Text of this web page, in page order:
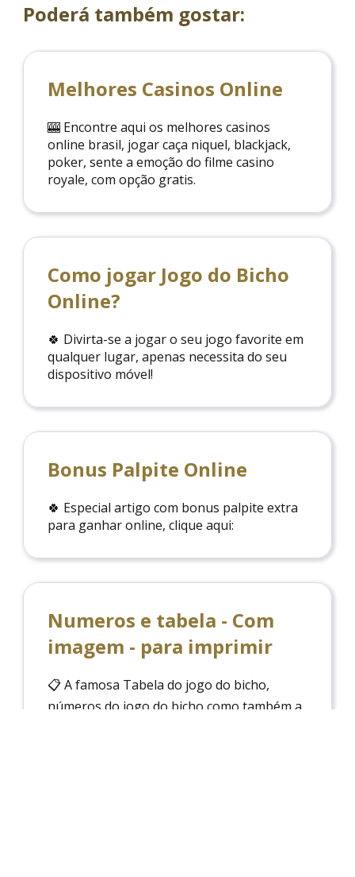
Poderá também gostar:
Melhores Casinos Online
🎰 Encontre aqui os melhores casinos
online brasil, jogar caça niquel, blackjack,
poker, sente a emoção do filme casino
royale, com opção gratis.
Como jogar Jogo do Bicho
Online?
🍀 Divirta-se a jogar o seu jogo favorite em
qualquer lugar, apenas necessita do seu
dispositivo móvel!
Bonus Palpite Online
🍀 Especial artigo com bonus palpite extra
para ganhar online, clique aqui:
Numeros e tabela - Com
imagem - para imprimir
📋 A famosa Tabela do jogo do bicho,
números do jogo do bicho como também a